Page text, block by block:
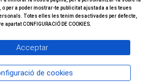
reservats Palau de la Música Valéncia
per a poder mostrar-te publicitat ajustada a les teues
Totes elles les tenim desactivades per defecte,
CONFIGURACIÓ DE COOKIES.
Acceptar
de cookies